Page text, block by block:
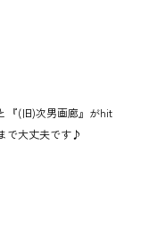
『(旧)次男画廊』がhit
で大丈夫です♪